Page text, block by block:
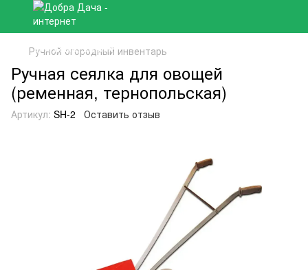
Ручной огородный инвентарь
Ручная сеялка для овощей
(ременная, тернопольская)
Артикул: SH-2 Оставить отзыв